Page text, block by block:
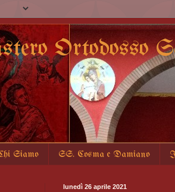
Ortodosso
Siamo SS. Cosma e Damiano
lunedì 26 aprile 2021